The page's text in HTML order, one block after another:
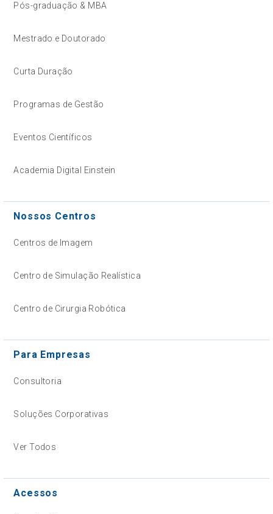
Pós-graduação & MBA
Mestrado e Doutorado
Curta Duração
Programas de Gestão
Eventos Científicos
Academia Digital Einstein
Nossos Centros
Centros de Imagem
Centro de Simulação Realística
Centro de Cirurgia Robótica
Para Empresas
Consultoria
Soluções Corporativas
Ver Todos
Acessos